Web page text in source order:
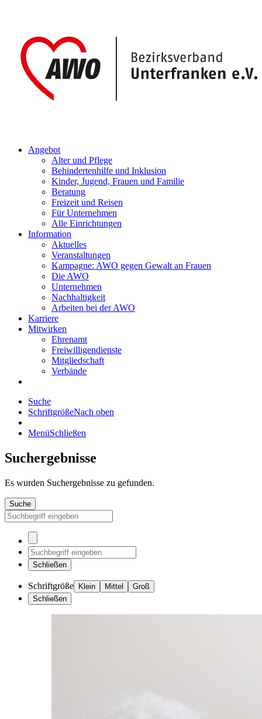
Angebot
Alter und Pflege
Behindertenhilfe und Inklusion
Kinder, Jugend, Frauen und Familie
Beratung
Freizeit und Reisen
Für Unternehmen
Alle Einrichtungen
Information
Aktuelles
Veranstaltungen
Kampagne: AWO gegen Gewalt an Frauen
Die AWO
Unternehmen
Nachhaltigkeit
Arbeiten bei der AWO
Karriere
Mitwirken
Ehrenamt
Freiwilligendienste
Mitgliedschaft
Verbände
Suche
SchriftgrößeNach oben
MenüSchließen
Suchergebnisse
Es wurden Suchergebnisse zu gefunden.
Suche
Schließen
Schriftgröße Klein Mittel
Groß
Schließen